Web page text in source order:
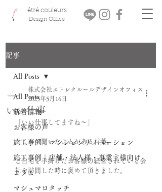
êtré couleurs
Design Office
記事
All Posts
新着情報
お客様の声
施工事例｜マンションリノベーション
施工事例｜店舗・法人様・事業主様向け
コラム
マシュマロタッチ
All Posts
いい仕事
株式会社エトレクルールデザインオフィス
2025年5月16日
「いい仕事してますね～」
どこかで聞いたことがある言葉。
ご自宅を手掛けたお客様の経営されている会
社を訪問した時に褒めて頂きました。